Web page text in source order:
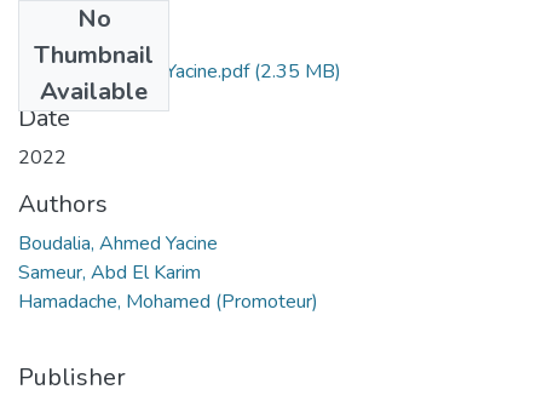
No
Thumbnail
Available
Boudalia, Ahmed Yacine.pdf(2.35 MB)
Date
2022
Authors
Boudalia, Ahmed Yacine
Sameur, Abd El Karim
Hamadache, Mohamed (Promoteur)
Publisher